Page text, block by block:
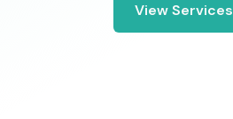
ViewServices